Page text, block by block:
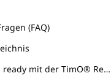
(FAQ)
E-Rechnung ready mit der TimO® Rechnungssoftware